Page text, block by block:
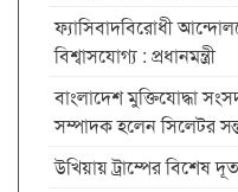
ফ্যাসিবাদবিরোধী
বিশ্বাসযোগ্য : প্রধানমন্ত্রী
বাংলাদেশ মুক্তিযোদ্ধা
সম্পাদক হলেন সিলেটর
উখিয়ায় ট্রাম্পের বিশেষ